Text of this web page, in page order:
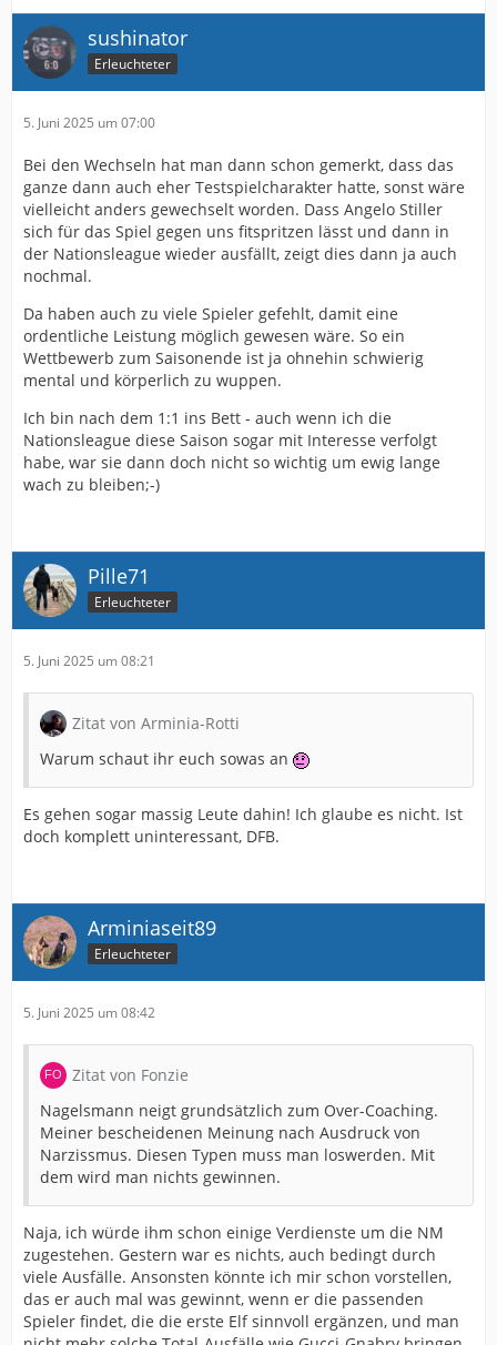
sushinator
Erleuchteter
5. Juni 2025 um 07:00
Bei den Wechseln hat man dann schon gemerkt, dass das
ganze dann auch eher Testspielcharakter hatte, sonst wäre
vielleicht anders gewechselt worden. Dass Angelo Stiller
sich für das Spiel gegen uns fitspritzen lässt und dann in
der Nationsleague wieder ausfällt, zeigt dies dann ja auch
nochmal.
Da haben auch zu viele Spieler gefehlt, damit eine
ordentliche Leistung möglich gewesen wäre. So ein
Wettbewerb zum Saisonende ist ja ohnehin schwierig
mental und körperlich zu wuppen.
Ich bin nach dem 1:1 ins Bett - auch wenn ich die
Nationsleague diese Saison sogar mit Interesse verfolgt
habe, war sie dann doch nicht so wichtig um ewig lange
wach zu bleiben;-)
Pille71
Erleuchteter
5. Juni 2025 um 08:21
Zitat von Arminia-Rotti
Warum schaut ihr euch sowas an
Es gehen sogar massig Leute dahin! Ich glaube es nicht. Ist
doch komplett uninteressant, DFB.
Arminiaseit89
Erleuchteter
5. Juni 2025 um 08:42
Zitat von Fonzie
Nagelsmann neigt grundsätzlich zum Over-Coaching.
Meiner bescheidenen Meinung nach Ausdruck von
Narzissmus. Diesen Typen muss man loswerden. Mit
dem wird man nichts gewinnen.
Naja, ich würde ihm schon einige Verdienste um die NM
zugestehen. Gestern war es nichts, auch bedingt durch
viele Ausfälle. Ansonsten könnte ich mir schon vorstellen,
das er auch mal was gewinnt, wenn er die passenden
Spieler findet, die die erste Elf sinnvoll ergänzen, und man